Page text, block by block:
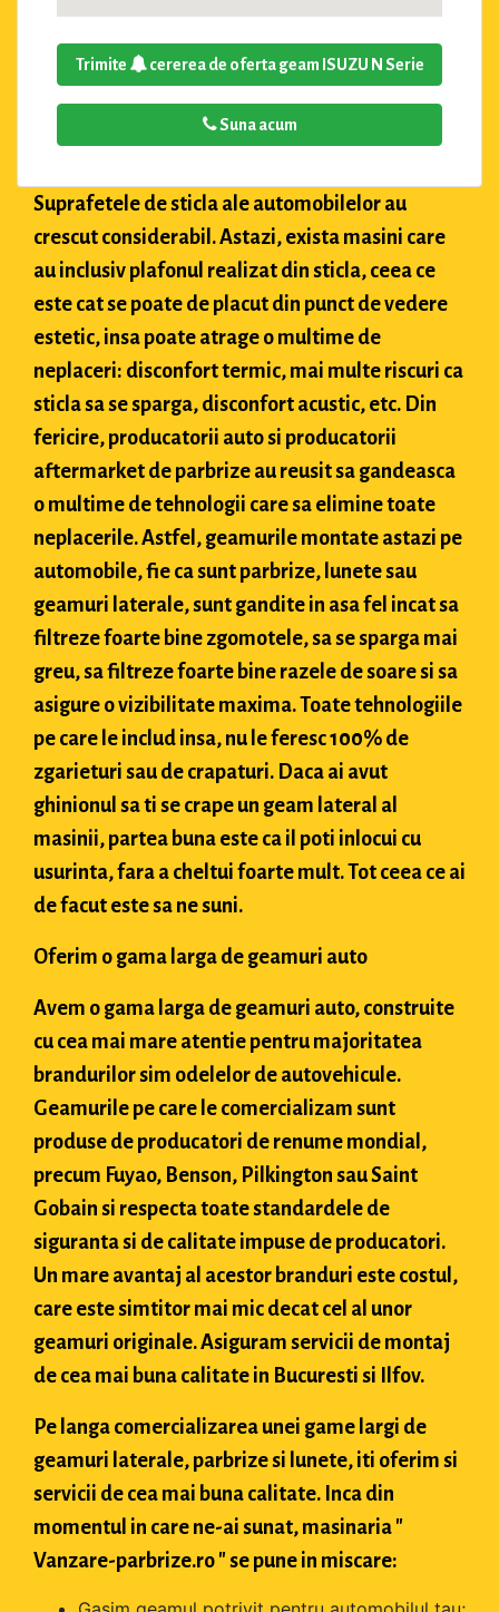
Trimite cererea de oferta geam ISUZU N Serie
Suna acum
Suprafetele de sticla ale automobilelor au
crescut considerabil. Astazi, exista masini care
au inclusiv plafonul realizat din sticla, ceea ce
este cat se poate de placut din punct de vedere
estetic, insa poate atrage o multime de
neplaceri: disconfort termic, mai multe riscuri ca
sticla sa se sparga, disconfort acustic, etc. Din
fericire, producatorii auto si producatorii
aftermarket de parbrize au reusit sa gandeasca
o multime de tehnologii care sa elimine toate
neplacerile. Astfel, geamurile montate astazi pe
automobile, fie ca sunt parbrize, lunete sau
geamuri laterale, sunt gandite in asa fel incat sa
filtreze foarte bine zgomotele, sa se sparga mai
greu, sa filtreze foarte bine razele de soare si sa
asigure o vizibilitate maxima. Toate tehnologiile
pe care le includ insa, nu le feresc 100% de
zgarieturi sau de crapaturi. Daca ai avut
ghinionul sa ti se crape un geam lateral al
masinii, partea buna este ca il poti inlocui cu
usurinta, fara a cheltui foarte mult. Tot ceea ce ai
de facut este sa ne suni.
Oferim o gama larga de geamuri auto
Avem o gama larga de geamuri auto, construite
cu cea mai mare atentie pentru majoritatea
brandurilor sim odelelor de autovehicule.
Geamurile pe care le comercializam sunt
produse de producatori de renume mondial,
precum Fuyao, Benson, Pilkington sau Saint
Gobain si respecta toate standardele de
siguranta si de calitate impuse de producatori.
Un mare avantaj al acestor branduri este costul,
care este simtitor mai mic decat cel al unor
geamuri originale. Asiguram servicii de montaj
de cea mai buna calitate in Bucuresti si Ilfov.
Pe langa comercializarea unei game largi de
geamuri laterale, parbrize si lunete, iti oferim si
servicii de cea mai buna calitate. Inca din
momentul in care ne-ai sunat, masinaria "
Vanzare-parbrize.ro " se pune in miscare: